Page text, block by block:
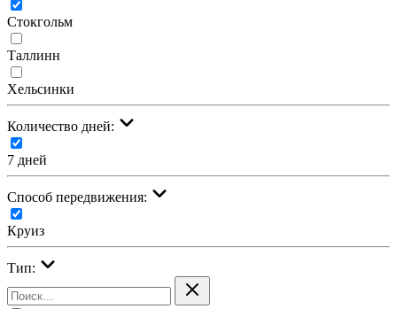
Стокгольм
Таллинн
Хельсинки
Количество дней:
7 дней
Cпособ передвижения:
Круиз
Тип: